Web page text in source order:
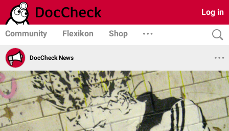
Log in
Community Flexikon Shop
DocCheck News